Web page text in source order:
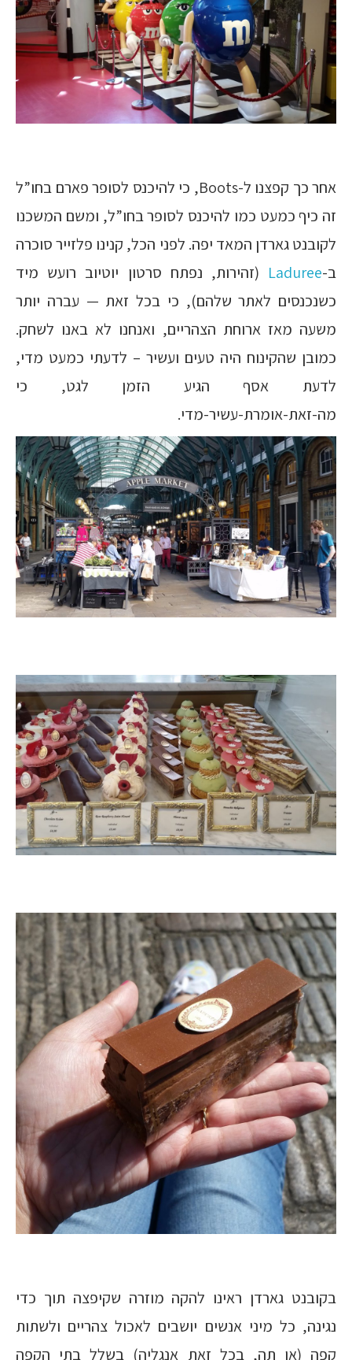
אחר כך קפצנו ל-Boots, כי להיכנס לסופר פארם בחו”ל
זה כיף כמעט כמו להיכנס לסופר בחו”ל, ומשם המשכנו
לקובנט גארדן המאד יפה. לפני הכל, קנינו פלזייר סוכרה
ב-Laduree (זהירות, נפתח סרטון יוטיוב רועש מיד
כשנכנסים לאתר שלהם), כי בכל זאת — עברה יותר
משעה מאז ארוחת הצהריים, ואנחנו לא באנו לשחק.
כמובן שהקינוח היה טעים ועשיר – לדעתי כמעט מדי,
לדעת אסף הגיע הזמן לגט, כי
מה-זאת-אומרת-עשיר-מדי.
בקובנט גארדן ראינו להקה מוזרה שקיפצה תוך כדי
נגינה, כל מיני אנשים יושבים לאכול צהריים ולשתות
קפה (או תה, בכל זאת אנגליה) בשלל בתי הקפה